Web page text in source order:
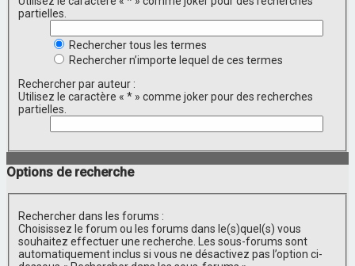
partielles.
Rechercher tous les termes
Rechercher n’importe lequel de ces termes
Rechercher par auteur :
Utilisez le caractère « * » comme joker pour des recherches
partielles.
Options de recherche
Rechercher dans les forums :
Choisissez le forum ou les forums dans le(s)quel(s) vous
souhaitez effectuer une recherche. Les sous-forums sont
automatiquement inclus si vous ne désactivez pas l’option ci-